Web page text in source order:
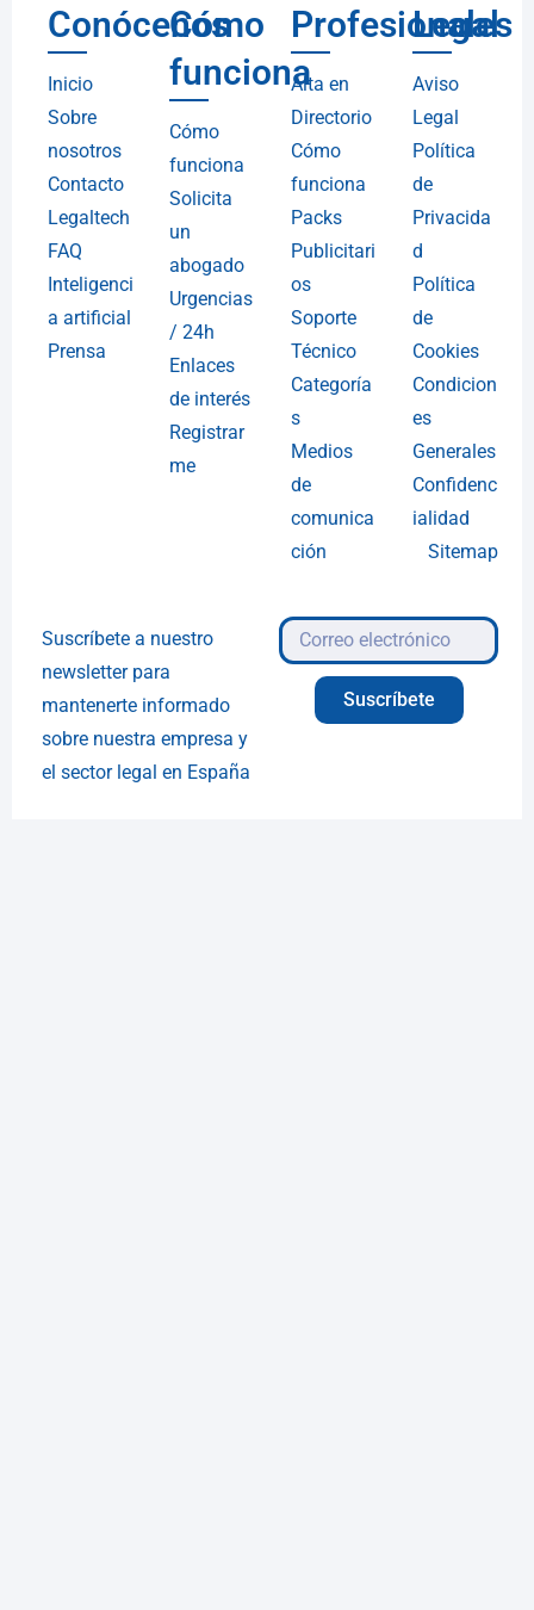
Conócenos
Inicio
Sobre
nosotros
Contacto
Legaltech
FAQ
Inteligenci
a artificial
Prensa
Cómo
funciona
Cómo
funciona
Solicita
un
abogado
Urgencias
/ 24h
Enlaces
de interés
Registrar
me
Profesionales
Alta en
Directorio
Cómo
funciona
Packs
Publicitari
os
Soporte
Técnico
Categoría
s
Medios
de
comunica
ción
Legal
Aviso
Legal
Política
de
Privacida
d
Política
de
Cookies
Condicion
es
Generales
Confidenc
ialidad
Sitemap
Suscríbete a nuestro
newsletter para
mantenerte informado
sobre nuestra empresa y
el sector legal en España
Suscríbete